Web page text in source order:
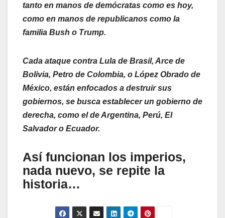
tanto en manos de demócratas como es hoy,
como en manos de republicanos como la
familia Bush o Trump.
Cada ataque contra Lula de Brasil, Arce de
Bolivia, Petro de Colombia, o López Obrado de
México, están enfocados a destruir sus
gobiernos, se busca establecer un gobierno de
derecha, como el de Argentina, Perú, El
Salvador o Ecuador.
Así funcionan los imperios,
nada nuevo, se repite la
historia…